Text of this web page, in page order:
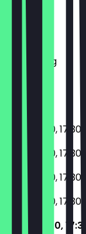
Maandag
Dinsdag
Woensdag
Donderdag
Vrijdag
Zaterdag
Zondag
11:30 - 14:30,
11:30 - 14:30,
11:30 - 14:30,
11:30 - 14:30,
11:30 - 14:30,